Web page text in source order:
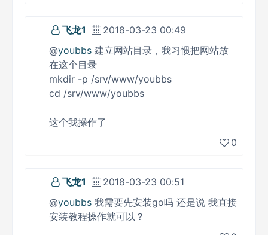
飞龙1
2018-03-23 00:49
@youbbs 建立网站目录，我习惯把网站放
在这个目录
mkdir -p /srv/www/youbbs
cd /srv/www/youbbs
这个我操作了
0
飞龙1
2018-03-23 00:51
@youbbs 我需要先安装go吗 还是说 我直接
安装教程操作就可以？